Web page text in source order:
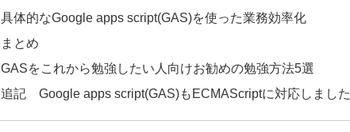
具体的なGoogle apps script(GAS)を使った業務効率化
まとめ
GASをこれから勉強したい人向けお勧めの勉強方法5選
追記 Google apps script(GAS)もECMAScriptに対応しました